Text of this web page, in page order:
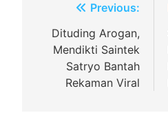
Navigasi
pos
Previous:
Dituding Arogan,
Mendikti Saintek
Satryo Bantah
Rekaman Viral